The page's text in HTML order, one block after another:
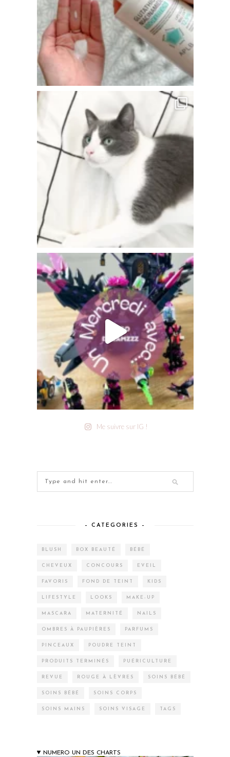
Me suivre sur IG !
– CATEGORIES –
BLUSH BOX BEAUTÉ BÉBÉ
CHEVEUX CONCOURS EVEIL
FAVORIS FOND DE TEINT KIDS
LIFESTYLE LOOKS MAKE-UP
MASCARA MATERNITÉ NAILS
OMBRES À PAUPIÈRES PARFUMS
PINCEAUX POUDRE TEINT
PRODUITS TERMINÉS PUÉRICULTURE
REVUE ROUGE À LÈVRES SOINS BÉBÉ
SOINS BÉBÉ SOINS CORPS
SOINS MAINS SOINS VISAGE TAGS
NUMERO UN DES CHARTS